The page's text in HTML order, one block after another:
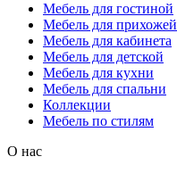
Мебель для гостиной
Мебель для прихожей
Мебель для кабинета
Мебель для детской
Мебель для кухни
Мебель для спальни
Коллекции
Мебель по стилям
О нас